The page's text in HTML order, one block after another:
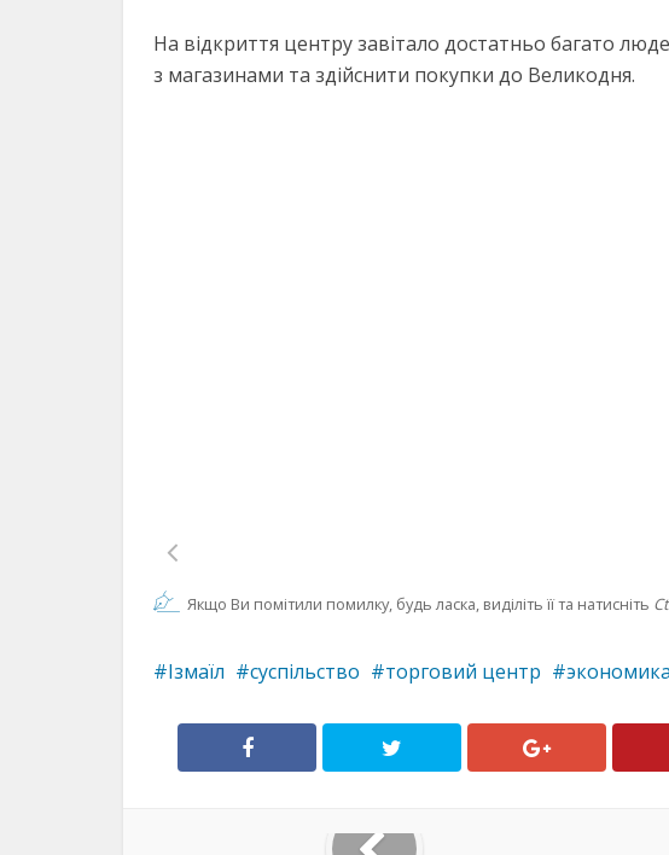
На відкриття центру завітало достатньо багато
з магазинами та здійснити покупки до Великодня.
Якщо Ви помітили помилку, будь ласка, виділіть її та натисніть
Ізмаїл суспільство торговий центр экономика